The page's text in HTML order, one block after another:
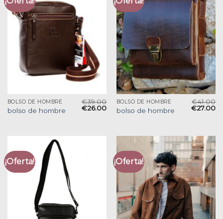
BOLSO DE HOMBRE
bolso de hombre
€39.00
€26.00
BOLSO DE HOMBRE
bolso de hombre
€41.00
€27.00
¡Oferta! ¡Oferta!